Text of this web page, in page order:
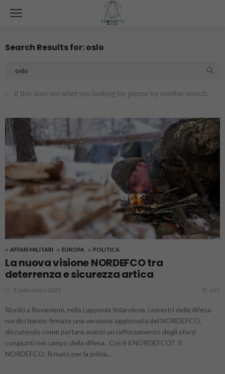
Search Results for: oslo
If this does not what you looking for, please try another search.
AFFARI MILITARI EUROPA POLITICA
La nuova visione NORDEFCO tra
deterrenza e sicurezza artica
8 Settembre 2025 415
Riuniti a Rovaniemi, nella Lapponia finlandese, i ministri della difesa
nordici hanno firmato una versione aggiornata del NORDEFCO,
discutendo come portare avanti un rafforzamento degli sforzi
congiunti nel campo della difesa. Cos’è il NORDEFCO? Il
NORDEFCO, firmato per la prima...